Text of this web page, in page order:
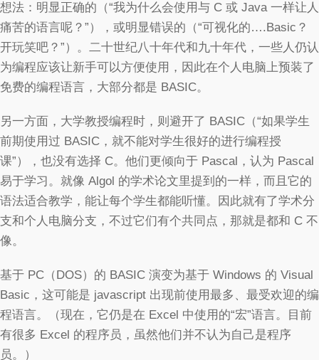
想法：明显正确的（“我为什么会使用与 C 或 Java 一样让人
痛苦的语言呢？”），或明显错误的（“可视化的….Basic？
开玩笑吧？”）。二十世纪八十年代和九十年代，一些人仍认
为编程应该让新手可以方便使用，因此在个人电脑上预装了
免费的编程语言，大部分都是 BASIC。
另一方面，大学教授编程时，则避开了 BASIC（“如果学生
前期使用过 BASIC，就不能对学生很好的进行编程授
课”），也没有选择 C。他们更倾向于 Pascal，认为 Pascal
易于学习。就像 Algol 的学术论文里提到的一样，而且它的
语法适合教学，能让每个学生都能听懂。因此就有了学术分
支和个人电脑分支，不过它们有个共同点，那就是都和 C 不
像。
基于 PC（DOS）的 BASIC 演变为基于 Windows 的 Visual
Basic，这可能是 javascript 出现前使用最多、最受欢迎的编
程语言。（现在，它仍是在 Excel 中使用的“宏”语言。目前
有很多 Excel 的程序员，虽然他们并不认为自己是程序
员。）